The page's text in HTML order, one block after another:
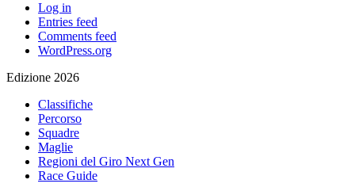
Log in
Entries feed
Comments feed
WordPress.org
Edizione 2026
Classifiche
Percorso
Squadre
Maglie
Regioni del Giro Next Gen
Race Guide